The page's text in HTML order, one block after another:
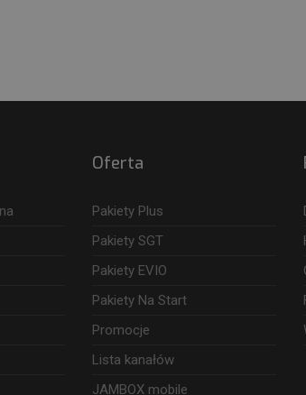
Oferta
Pakiety Plus
Pakiety SGT
Pakiety EVIO
Pakiety Na Start
Promocje
Lista kanałów
JAMBOX mobile